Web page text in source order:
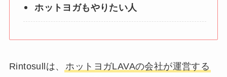
ホットヨガもやりたい人
Rintosullは、
ホットヨガLAVAの会社が運営する